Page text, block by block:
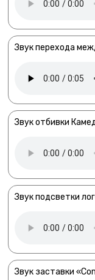
Звук перехода
Звук отбивки
Звук подсветки
Звук заставки